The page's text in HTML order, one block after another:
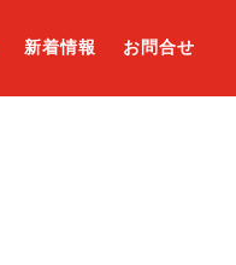
新着情報 お問合せ